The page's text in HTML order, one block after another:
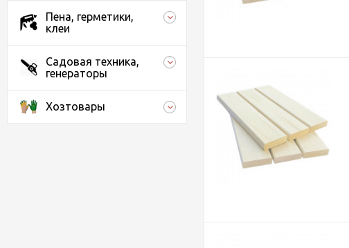
Пена, герметики,
клеи
Садовая техника,
генераторы
Хозтовары